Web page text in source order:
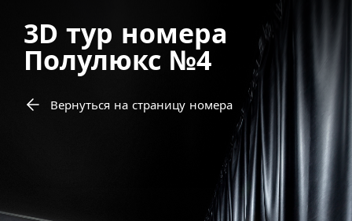
3D тур номера
Полулюкс №4
Вернуться на страницу номера